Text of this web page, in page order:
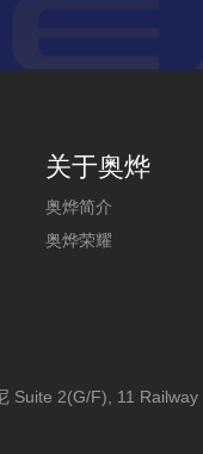
关于奥烨
奥烨简介
奥烨荣耀
Suite 2(G/F), 11